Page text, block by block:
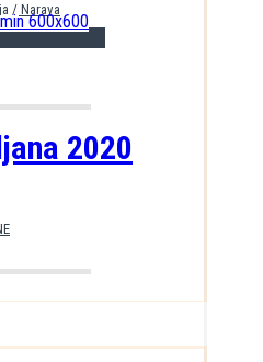
/ Narava
2020